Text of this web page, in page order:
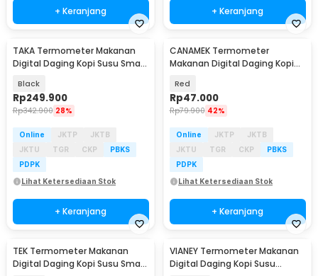
+ Keranjang + Keranjang
TAKA Termometer Makanan
Digital Daging Kopi Susu Smart
Black
Rp249.900
Rp342.900 28%
Online JKTP
JKTB
JKTU
TGR CKP
PBKS
PDPK
Lihat Ketersediaan Stok
+ Keranjang
CANAMEK Termometer
Makanan Digital Daging Kopi
Red
Rp47.000
Rp79.900 42%
Online JKTP
JKTB
JKTU
TGR CKP
PBKS
PDPK
Lihat Ketersediaan Stok
+ Keranjang
TEK Termometer Makanan
Digital Daging Kopi Susu Smart
VIANEY Termometer Makanan
Digital Daging Kopi Susu